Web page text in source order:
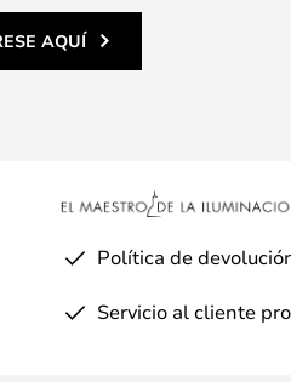
AQUÍ
Política de
Servicio al cliente